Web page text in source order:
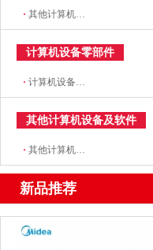
·其他计算机软件
计算机设备零部件
·计算机设备零部件
其他计算机设备及软件
·其他计算机设备及软件
新品推荐